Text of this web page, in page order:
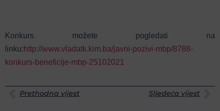
Konkurs možete pogledati na
linku: http://www.vladatk.kim.ba/javni-pozivi-mbp/8788-
konkurs-beneficije-mbp-25102021
Prethodna vijest Sljedeća vijest